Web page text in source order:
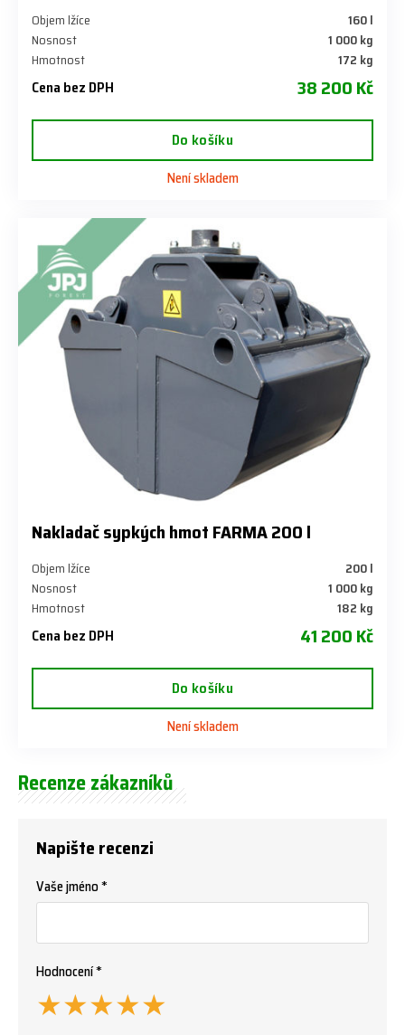
Objem lžíce
160 l
Nosnost
1 000 kg
Hmotnost
172 kg
Cena bez DPH 38 200 Kč
Do košíku
Není skladem
Nakladač sypkých hmot FARMA 200 l
Objem lžíce
200 l
Nosnost
1 000 kg
Hmotnost
182 kg
Cena bez DPH 41 200 Kč
Do košíku
Není skladem
Recenze zákazníků
Napište recenzi
Vaše jméno *
Hodnocení *
★
★
★
★
★